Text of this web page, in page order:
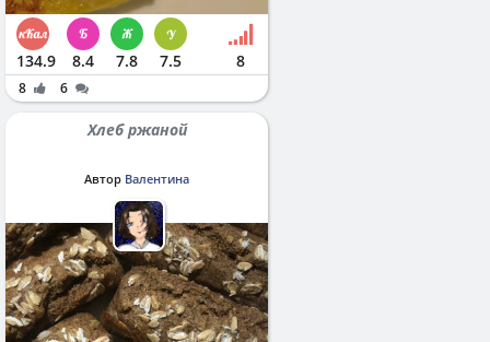
134.9 8.4 7.8 7.5 8
8 6
Хлеб ржаной
Автор Валентина